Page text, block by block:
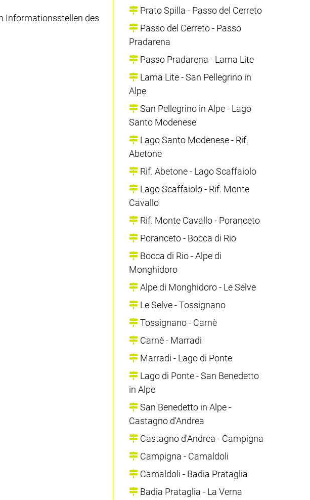
Informationsstellen des
Prato Spilla - Passo del Cerreto
Passo del Cerreto - Passo
Pradarena
Passo Pradarena - Lama Lite
Lama Lite - San Pellegrino in
Alpe
San Pellegrino in Alpe - Lago
Santo Modenese
Lago Santo Modenese - Rif.
Abetone
Rif. Abetone - Lago Scaffaiolo
Lago Scaffaiolo - Rif. Monte
Cavallo
Rif. Monte Cavallo - Poranceto
Poranceto - Bocca di Rio
Bocca di Rio - Alpe di
Monghidoro
Alpe di Monghidoro - Le Selve
Le Selve - Tossignano
Tossignano - Carnè
Carnè - Marradi
Marradi - Lago di Ponte
Lago di Ponte - San Benedetto
in Alpe
San Benedetto in Alpe -
Castagno d'Andrea
Castagno d'Andrea - Campigna
Campigna - Camaldoli
Camaldoli - Badia Prataglia
Badia Prataglia - La Verna